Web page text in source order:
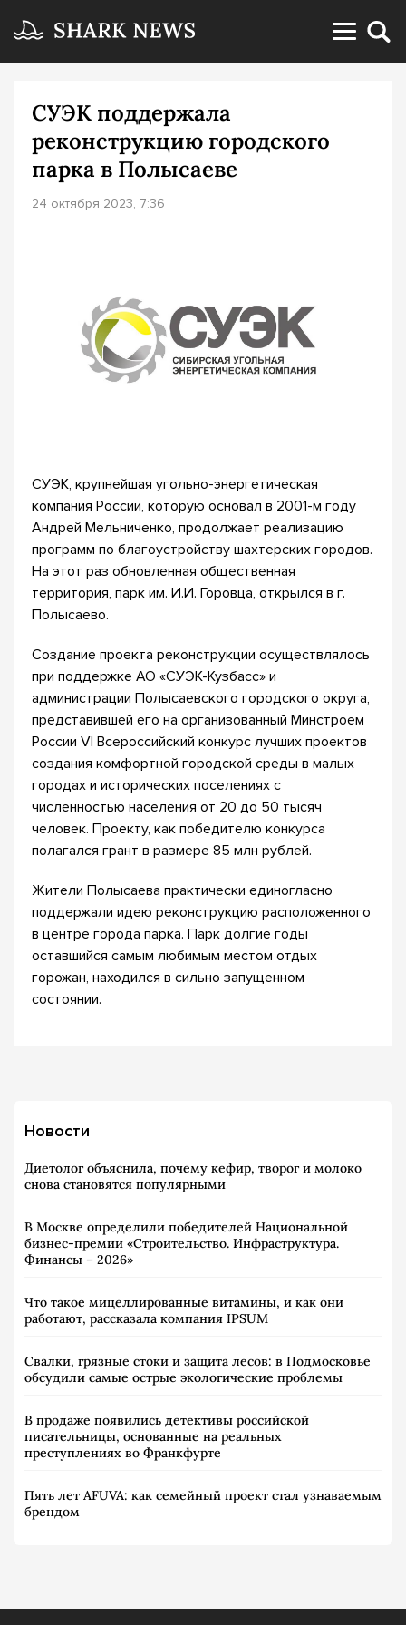
СУЭК поддержала
реконструкцию городского
парка в Полысаеве
24 октября 2023, 7:36
СУЭК, крупнейшая угольно-энергетическая
компания России, которую основал в 2001-м году
Андрей Мельниченко, продолжает реализацию
программ по благоустройству шахтерских городов.
На этот раз обновленная общественная
территория, парк им. И.И. Горовца, открылся в г.
Полысаево.
Создание проекта реконструкции осуществлялось
при поддержке АО «СУЭК-Кузбасс» и
администрации Полысаевского городского округа,
представившей его на организованный Минстроем
России VI Всероссийский конкурс лучших проектов
создания комфортной городской среды в малых
городах и исторических поселениях с
численностью населения от 20 до 50 тысяч
человек. Проекту, как победителю конкурса
полагался грант в размере 85 млн рублей.
Жители Полысаева практически единогласно
поддержали идею реконструкцию расположенного
в центре города парка. Парк долгие годы
оставшийся самым любимым местом отдых
горожан, находился в сильно запущенном
состоянии.
Новости
Диетолог объяснила, почему кефир, творог и молоко
снова становятся популярными
В Москве определили победителей Национальной
бизнес-премии «Строительство. Инфраструктура.
Финансы – 2026»
Что такое мицеллированные витамины, и как они
работают, рассказала компания IPSUM
Свалки, грязные стоки и защита лесов: в Подмосковье
обсудили самые острые экологические проблемы
В продаже появились детективы российской
писательницы, основанные на реальных
преступлениях во Франкфурте
Пять лет AFUVA: как семейный проект стал узнаваемым
брендом